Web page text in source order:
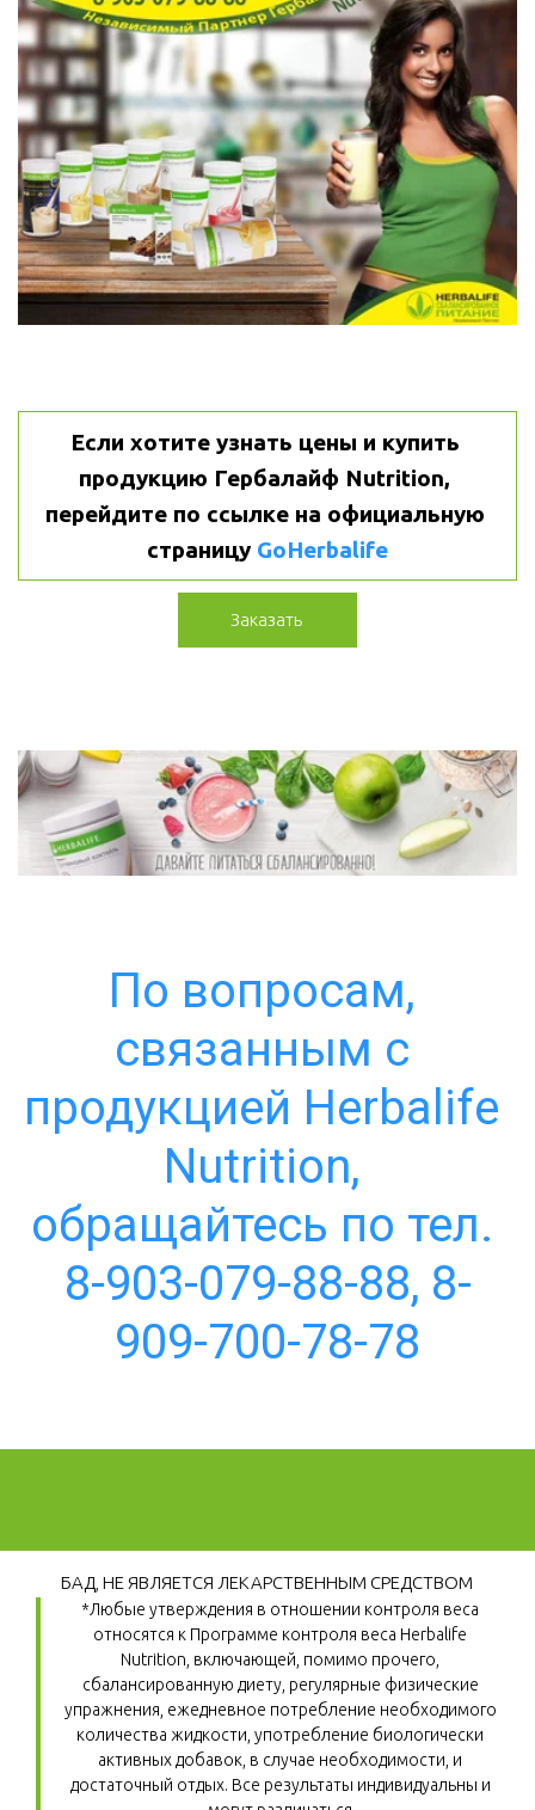
Если хотите узнать цены и купить
продукцию Гербалайф Nutrition,
перейдите по ссылке на официальную
страницу GoHerbalife
Заказать
По вопросам,
связанным с
продукцией Herbalife
Nutrition,
обращайтесь по тел.
8-903-079-88-88, 8-
909-700-78-78
БАД, НЕ ЯВЛЯЕТСЯ ЛЕКАРСТВЕННЫМ СРЕДСТВОМ
*Любые утверждения в отношении контроля веса
относятся к Программе контроля веса Herbalife
Nutrition, включающей, помимо прочего,
сбалансированную диету, регулярные физические
упражнения, ежедневное потребление необходимого
количества жидкости, употребление биологически
активных добавок, в случае необходимости, и
достаточный отдых. Все результаты индивидуальны и